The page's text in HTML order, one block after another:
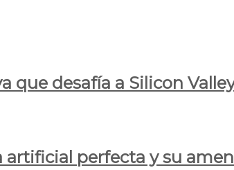
desafía a Silicon
perfecta y su